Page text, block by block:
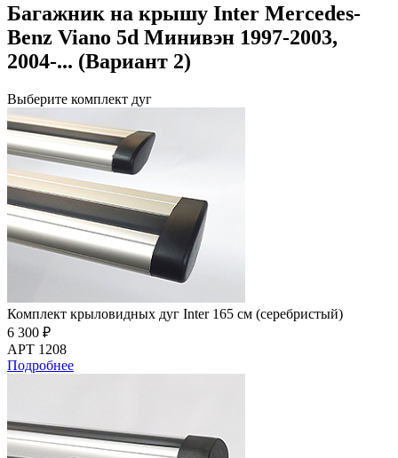
Багажник на крышу Inter Mercedes-
Benz Viano 5d Минивэн 1997-2003,
2004-... (Вариант 2)
Выберите комплект дуг
Комплект крыловидных дуг Inter 165 см (серебристый)
6 300 ₽
АРТ 1208
Подробнее